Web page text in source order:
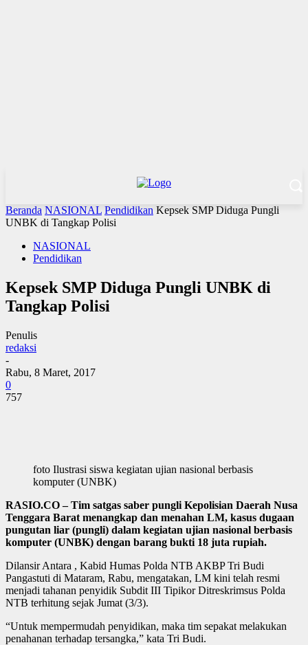
Beranda NASIONAL Pendidikan Kepsek SMP Diduga Pungli
UNBK di Tangkap Polisi
NASIONAL
Pendidikan
Kepsek SMP Diduga Pungli UNBK di
Tangkap Polisi
Penulis
redaksi
-
Rabu, 8 Maret, 2017
0
757
foto Ilustrasi siswa kegiatan ujian nasional berbasis
komputer (UNBK)
RASIO.CO – Tim satgas saber pungli Kepolisian Daerah Nusa
Tenggara Barat menangkap dan menahan LM, kasus dugaan
pungutan liar (pungli) dalam kegiatan ujian nasional berbasis
komputer (UNBK) dengan barang bukti 18 juta rupiah.
Dilansir Antara , Kabid Humas Polda NTB AKBP Tri Budi
Pangastuti di Mataram, Rabu, mengatakan, LM kini telah resmi
menjadi tahanan penyidik Subdit III Tipikor Ditreskrimsus Polda
NTB terhitung sejak Jumat (3/3).
“Untuk mempermudah penyidikan, maka tim sepakat melakukan
penahanan terhadap tersangka,” kata Tri Budi.